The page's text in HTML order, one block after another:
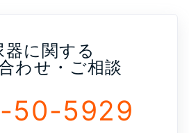
器に関する
わせ・ご相談
50-5929